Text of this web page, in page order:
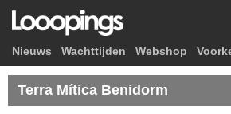
Nieuws Wachttijden Webshop
Terra Mítica Benidorm